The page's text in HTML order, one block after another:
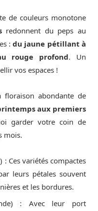
de couleurs monotone
redonnent du peps au
:du jaune pétillant à
rouge profond. Un
vos espaces !
floraison abondante de
aux premiers
garder votre coin de
mois.
: Ces variétés compactes
leurs pétales souvent
et les bordures.
: Avec leur port